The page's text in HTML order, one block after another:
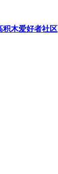
积木爱好者社区